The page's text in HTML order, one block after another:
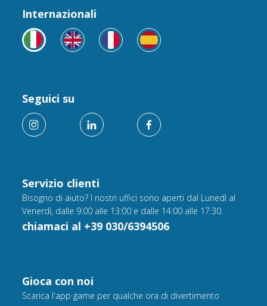
Servizio clienti
Bisogno di aiuto? I nostri uffici sono aperti dal Lunedì al
Venerdì, dalle 9:00 alle 13:00 e dalle 14:00 alle 17:30.
chiamaci al +39 030/6394506
Internazionali
Seguici su
Gioca con noi
Scarica l'app game per qualche ora di divertimento